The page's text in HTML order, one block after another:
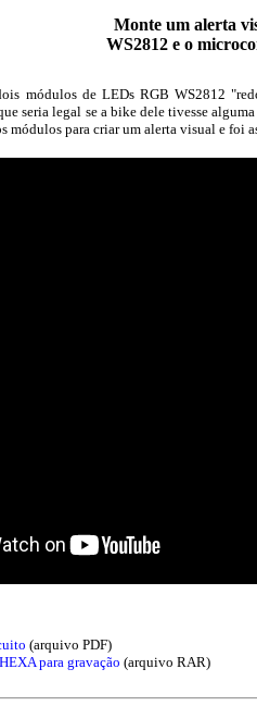
Monte um alerta
WS2812 e o
módulos de LEDs RGB WS2812
seria legal se a bike dele tivesse
módulos para criar um alerta visual e foi
(arquivo PDF)
para gravação (arquivo RAR)